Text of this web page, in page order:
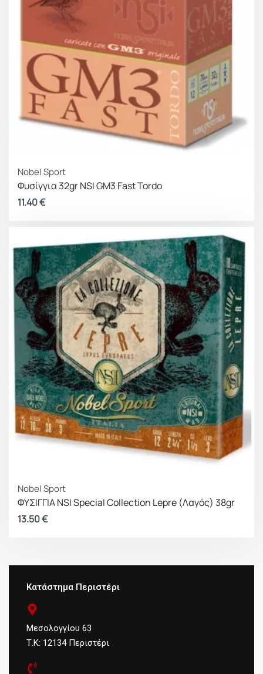
Nobel Sport
Φυσίγγια 32gr NSI GM3 Fast Tordo
11.40€
Nobel Sport
ΦΥΣΙΓΓΙΑ NSI Special Collection Lepre (Λαγός) 38gr
13.50€
Κατάστημα Περιστέρι
Μεσολογγίου 63
Τ.Κ: 12134 Περιστέρι